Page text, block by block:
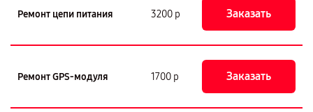
Ремонт цепи питания 3200 р Заказать
Ремонт GPS-модуля 1700 р Заказать